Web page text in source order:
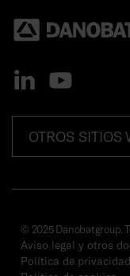
OTROS SITIOS
© 2025 Danobatgroup.
Aviso legal y otros
Política de privacidad